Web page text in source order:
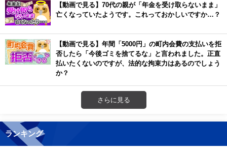
【動画で見る】70代の親が「年金を受け取らないまま」
亡くなっていたようです。これっておかしいですか…？
【動画で見る】年間「5000円」の町内会費の支払いを拒
否したら「今後ゴミを捨てるな」と言われました。正直
払いたくないのですが、法的な拘束力はあるのでしょう
か？
さらに見る
ランキング